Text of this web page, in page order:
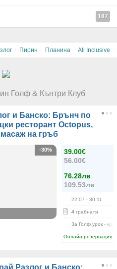
187
· Пирин · Планина · All Inclusive ·
Голф & Кънтри Клуб
и Банско: Брънч по
ресторант Octopus,
на гръб
39.00€
56.00€
76.28лв
109.53лв
22.07 - 30.11
4 грабнати
За Голф урок -
Онлайн резервация
-30%
Разлог и Банско: